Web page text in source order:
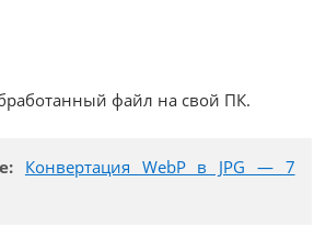
файл на свой ПК.
Конвертация WebP в JPG — 7